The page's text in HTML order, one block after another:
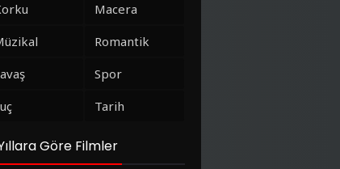
Macera
Romantik
Spor
Tarih
Göre Filmler